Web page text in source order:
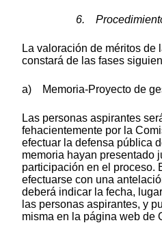
6.
La valoración de méritos de
constará de las fases
a) Memoria-Proyecto de
Las personas aspirantes
fehacientemente por la
efectuar la defensa pública
memoria hayan presentado
participación en el proceso.
efectuarse con una
deberá indicar la fecha,
las personas aspirantes, y
misma en la página web de